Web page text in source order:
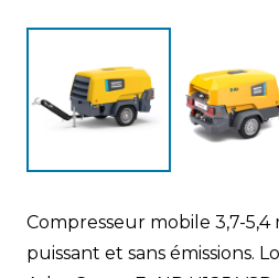
Compresseur mobile 3,7-5,4
puissant et sans émissions.